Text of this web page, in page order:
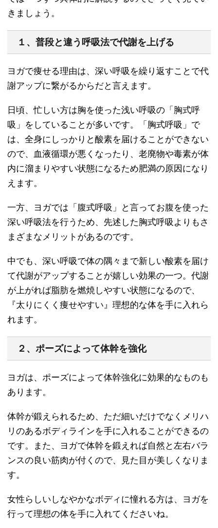
きましょう。
１、普段と違う呼吸法で代謝を上げる
ヨガで痩せる理由は、 深い呼吸を繰り返すことで代
謝アップに繋がるからだと言えます。
日頃、忙しい方は胸を使った浅い呼吸の「胸式呼
吸」をしていることが多いです。「胸式呼吸」で
は、全身にしっかりと酸素を届けることができない
ので、血液循環が悪くなったり、老廃物や毒素が体
内に溜まりやすい状態になるため肥満の原因になり
えます。
一方、 ヨガでは「腹式呼吸」と言ってお腹を使った
深い呼吸法を行う ため、先述した胸式呼吸よりもさ
まざまなメリットがあるのです。
中でも、深い呼吸で体の隅々まで新しい酸素を届け
て代謝がアップすることが嬉しい効果の一つ。 代謝
が上がれば脂肪を燃焼しやすい状態になるので、
『太りにくく痩せやすい』理想的な体を手に入れら
れます。
２、ポーズによって体幹を強化
ヨガは、ポーズによって体幹強化に効果的なものも
あります。
体幹が鍛えられるため、 ただ細いだけでなくメリハ
リのあるボディラインを手に入れることができるの
です。また、ヨガで体幹を鍛えれば自然と左右バラ
ンスの良い筋肉が付くので、見た目が美しくなりま
す。
女性らしいしなやかなボディに憧れる方は、ヨガを
行って理想の体を手に入れてくださいね。